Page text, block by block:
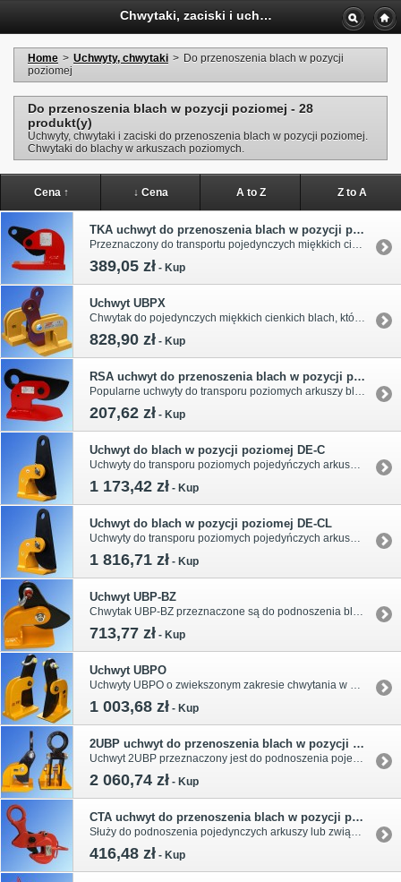
Chwytaki, zaciski i uchwyty do blach w poziomie, chwytaki do poziomego transporu
Home > Uchwyty, chwytaki > Do przenoszenia blach w pozycji
poziomej
Do przenoszenia blach w pozycji poziomej - 28
produkt(y)
Uchwyty, chwytaki i zaciski do przenoszenia blach w pozycji poziomej.
Chwytaki do blachy w arkuszach poziomych.
Cena ↑ ↓ Cena A to Z Z to A
TKA uchwyt do przenoszenia blach w pozycji poziomej
389,05 zł - Kup
Uchwyt UBPX
828,90 zł - Kup
RSA uchwyt do przenoszenia blach w pozycji poziomej
207,62 zł - Kup
Uchwyt do blach w pozycji poziomej DE-C
1 173,42 zł - Kup
Uchwyt do blach w pozycji poziomej DE-CL
1 816,71 zł - Kup
Uchwyt UBP-BZ
713,77 zł - Kup
Uchwyt UBPO
1 003,68 zł - Kup
2UBP uchwyt do przenoszenia blach w pozycji poziomej
2 060,74 zł - Kup
CTA uchwyt do przenoszenia blach w pozycji poziomej
416,48 zł - Kup